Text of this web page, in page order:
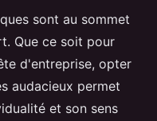
sont au sommet
Que ce soit pour
d'entreprise, opter
audacieux permet
et son sens